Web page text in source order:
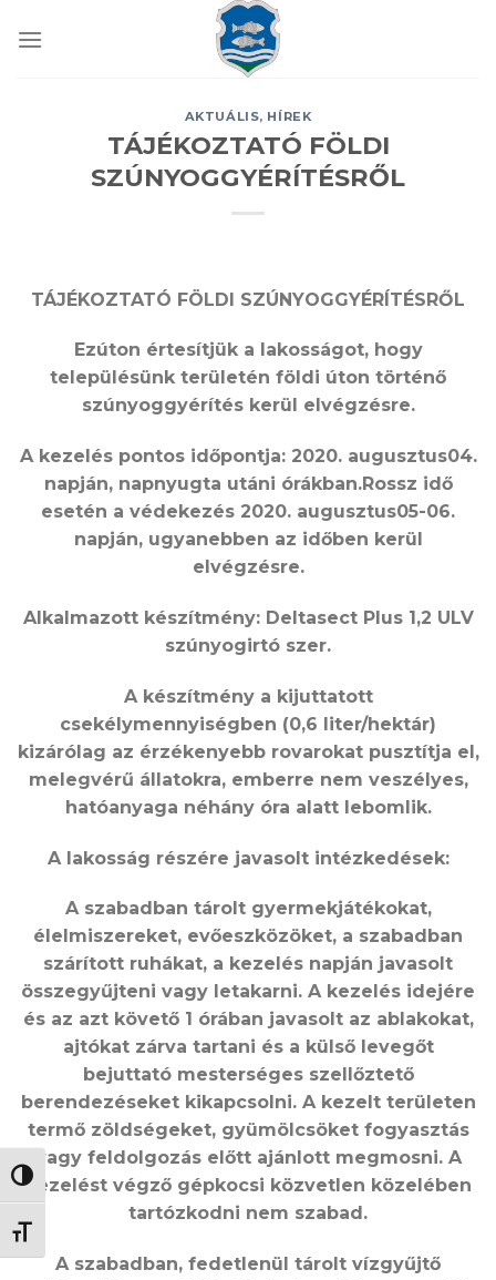
NAGY KONTRASZT VÁLTÁSA
BETŰMÉRET VÁLTÁSA
AKTUÁLIS, HÍREK
TÁJÉKOZTATÓ FÖLDI
SZÚNYOGGYÉRÍTÉSRŐL
TÁJÉKOZTATÓ FÖLDI SZÚNYOGGYÉRÍTÉSRŐL
Ezúton értesítjük a lakosságot, hogy
településünk területén földi úton történő
szúnyoggyérítés kerül elvégzésre.
A kezelés pontos időpontja: 2020. augusztus04.
napján, napnyugta utáni órákban.Rossz idő
esetén a védekezés 2020. augusztus05-06.
napján, ugyanebben az időben kerül
elvégzésre.
Alkalmazott készítmény: Deltasect Plus 1,2 ULV
szúnyogirtó szer.
A készítmény a kijuttatott
csekélymennyiségben (0,6 liter/hektár)
kizárólag az érzékenyebb rovarokat pusztítja el,
melegvérű állatokra, emberre nem veszélyes,
hatóanyaga néhány óra alatt lebomlik.
A lakosság részére javasolt intézkedések:
A szabadban tárolt gyermekjátékokat,
élelmiszereket, evőeszközöket, a szabadban
szárított ruhákat, a kezelés napján javasolt
összegyűjteni vagy letakarni. A kezelés idejére
és az azt követő 1 órában javasolt az ablakokat,
ajtókat zárva tartani és a külső levegőt
bejuttató mesterséges szellőztető
berendezéseket kikapcsolni. A kezelt területen
termő zöldségeket, gyümölcsöket fogyasztás
vagy feldolgozás előtt ajánlott megmosni. A
kezelést végző gépkocsi közvetlen közelében
tartózkodni nem szabad.
A szabadban, fedetlenül tárolt vízgyűjtő